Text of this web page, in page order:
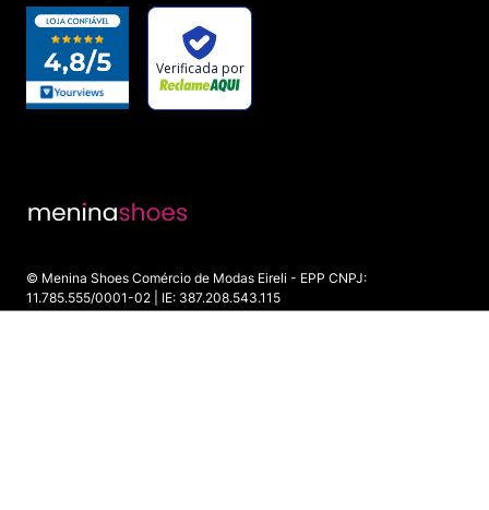
© Menina Shoes Comércio de Modas Eireli - EPP CNPJ:
11.785.555/0001-02 | IE: 387.208.543.115